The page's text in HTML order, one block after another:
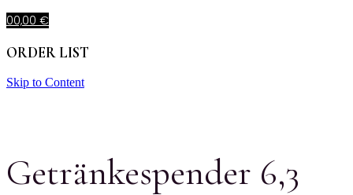
00,00 €
ORDER LIST
Skip to Content
Getränkespender 6,3